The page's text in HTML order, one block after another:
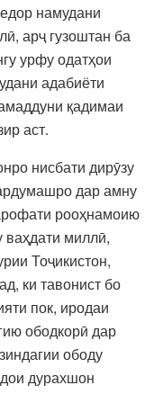
намудани
арҷ гузоштан ба
урфу одатҳои
адабиёти
қадимаи
аст.
нисбати дирӯзу
дар амну
рооҳнамоию
ваҳдати миллӣ,
Тоҷикистон,
ки тавонист бо
пок, иродаи
ободкорӣ дар
ободу
дурахшон